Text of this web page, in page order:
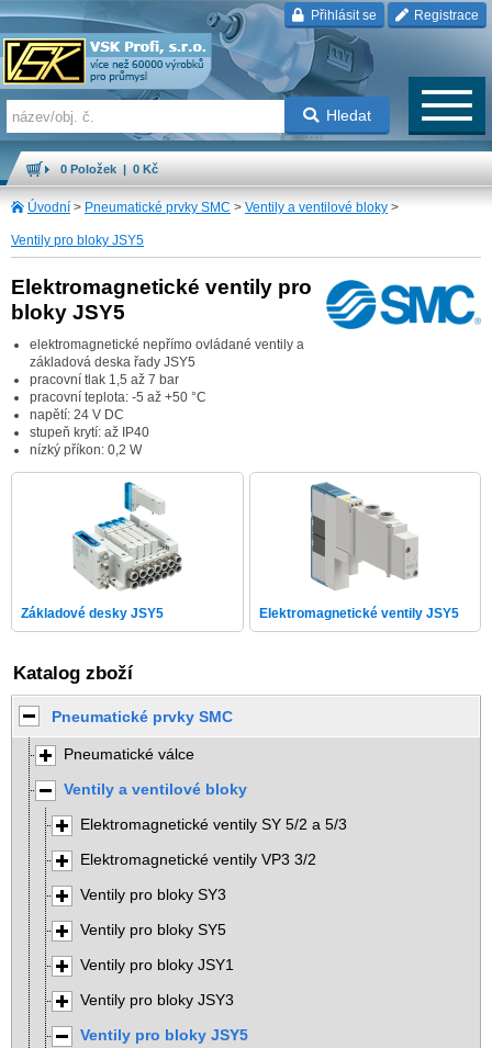
Přihlásit se Registrace
Hledat
0 Položek | 0 Kč
Úvodní > Pneumatické prvky SMC > Ventily a ventilové bloky >
Ventily pro bloky JSY5
Elektromagnetické ventily pro
bloky JSY5
elektromagnetické nepřímo ovládané ventily a
základová deska řady JSY5
pracovní tlak 1,5 až 7 bar
pracovní teplota: -5 až +50 °C
napětí: 24 V DC
stupeň krytí: až IP40
nízký příkon: 0,2 W
Základové desky JSY5 Elektromagnetické ventily JSY5
Katalog zboží
Pneumatické prvky SMC
Pneumatické válce
Ventily a ventilové bloky
Elektromagnetické ventily SY 5/2 a 5/3
Elektromagnetické ventily VP3 3/2
Ventily pro bloky SY3
Ventily pro bloky SY5
Ventily pro bloky JSY1
Ventily pro bloky JSY3
Ventily pro bloky JSY5